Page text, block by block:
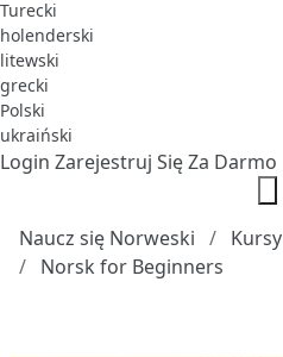
Turecki
holenderski
litewski
grecki
Polski
ukraiński
Login Zarejestruj Się Za Darmo
Naucz się Norweski
Kursy
Norsk for Beginners